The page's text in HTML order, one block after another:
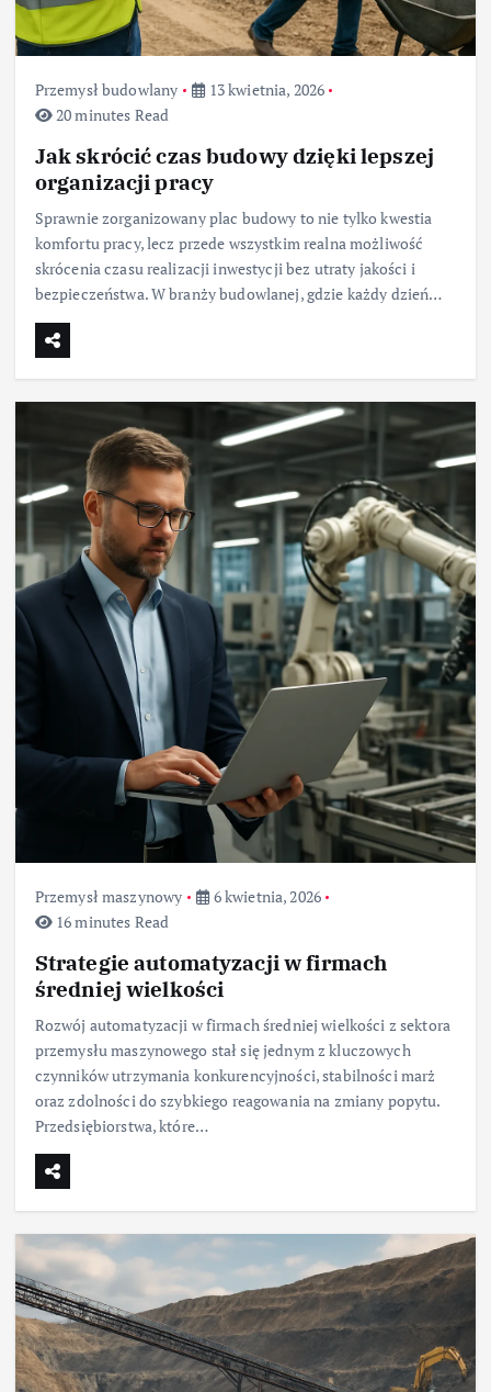
Przemysł budowlany
13 kwietnia, 2026
20 minutes Read
Jak skrócić czas budowy dzięki lepszej
organizacji pracy
Sprawnie zorganizowany plac budowy to nie tylko kwestia
komfortu pracy, lecz przede wszystkim realna możliwość
skrócenia czasu realizacji inwestycji bez utraty jakości i
bezpieczeństwa. W branży budowlanej, gdzie każdy dzień…
Przemysł maszynowy
6 kwietnia, 2026
16 minutes Read
Strategie automatyzacji w firmach
średniej wielkości
Rozwój automatyzacji w firmach średniej wielkości z sektora
przemysłu maszynowego stał się jednym z kluczowych
czynników utrzymania konkurencyjności, stabilności marż
oraz zdolności do szybkiego reagowania na zmiany popytu.
Przedsiębiorstwa, które…